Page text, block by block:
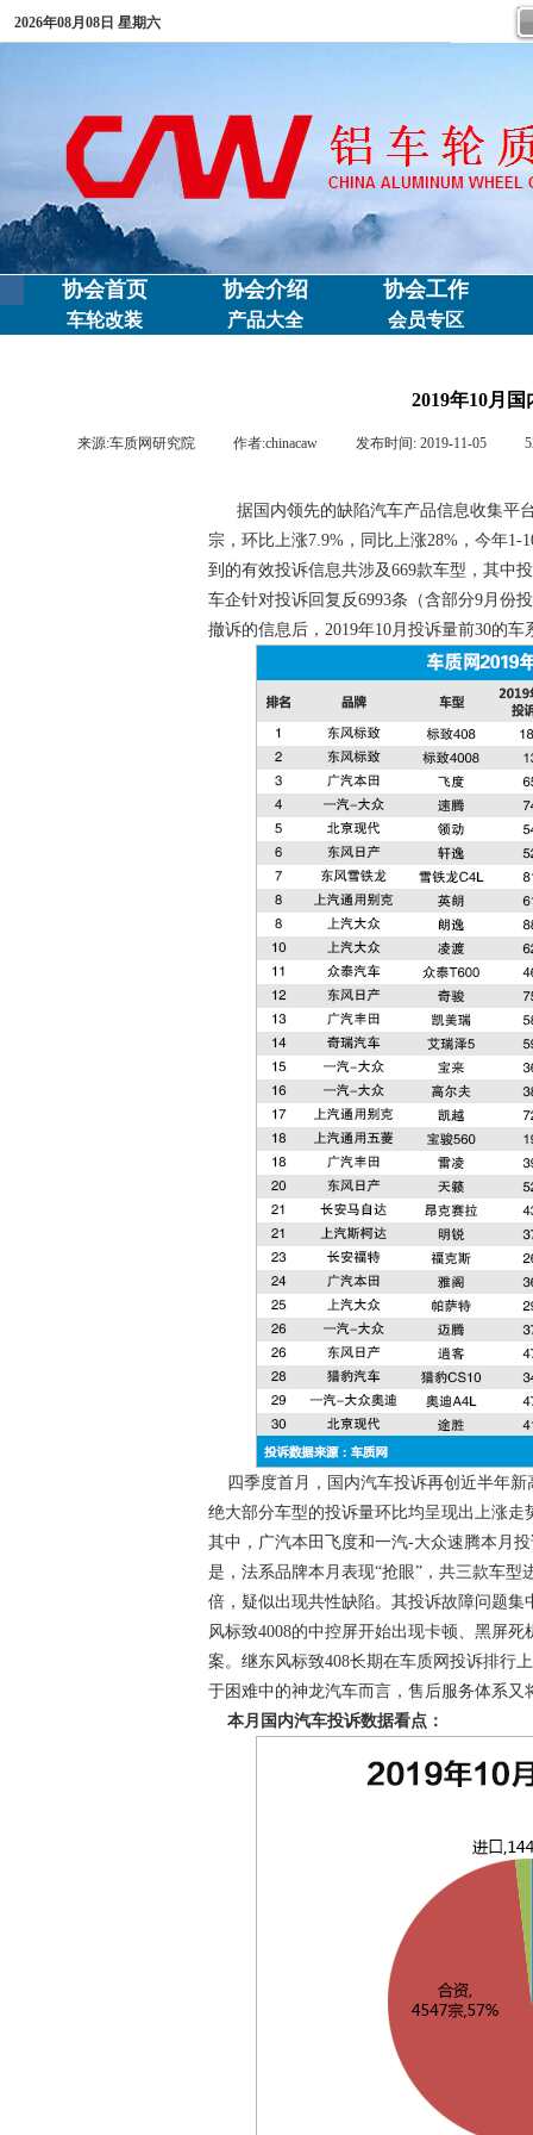
2026年08月08日 星期六
协会首页 协会介绍 协会工作
车轮改装 产品大全 会员专区
2019年10月
来源:车质网研究院 作者:chinacaw 发布时间: 2019-11-05
据国内领先的缺陷汽车产品信息收集平台
宗，环比上涨7.9%，同比上涨28%，今年1-
到的有效投诉信息共涉及669款车型，其中
车企针对投诉回复反6993条（含部分9月份
撤诉的信息后，2019年10月投诉量前30的
四季度首月，国内汽车投诉再创近半年新
绝大部分车型的投诉量环比均呈现出上涨
其中，广汽本田飞度和一汽-大众速腾本月
是，法系品牌本月表现“抢眼”，共三款车型
倍，疑似出现共性缺陷。其投诉故障问题集
风标致4008的中控屏开始出现卡顿、黑屏
案。继东风标致408长期在车质网投诉排行
于困难中的神龙汽车而言，售后服务体系又
本月国内汽车投诉数据看点：